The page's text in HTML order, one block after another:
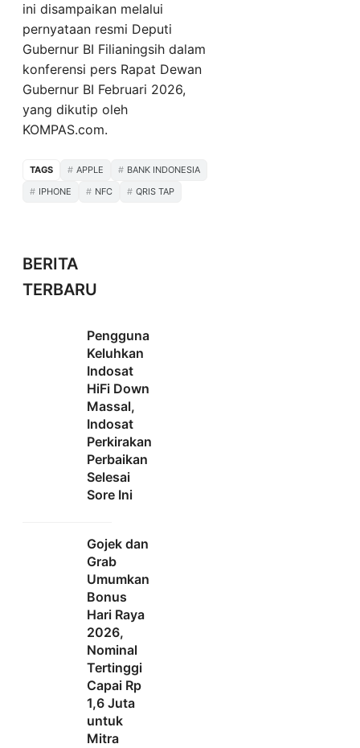
ini disampaikan melalui
pernyataan resmi Deputi
Gubernur BI Filianingsih dalam
konferensi pers Rapat Dewan
Gubernur BI Februari 2026,
yang dikutip oleh
KOMPAS.com.
TAGS APPLE
BANK INDONESIA
IPHONE
NFC QRIS TAP
BERITA
TERBARU
Pengguna
Keluhkan
Indosat
HiFi Down
Massal,
Indosat
Perkirakan
Perbaikan
Selesai
Sore Ini
Gojek dan
Grab
Umumkan
Bonus
Hari Raya
2026,
Nominal
Tertinggi
Capai Rp
1,6 Juta
untuk
Mitra